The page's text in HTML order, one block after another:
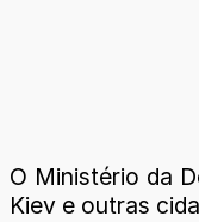
O Ministério da
Kiev e outras